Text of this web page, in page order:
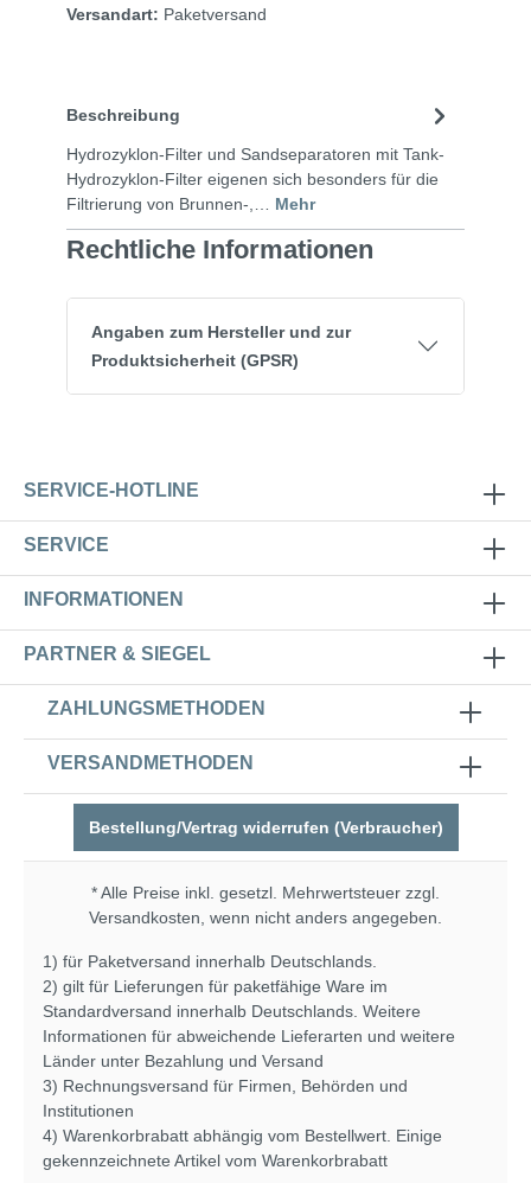
Versandart: Paketversand
Beschreibung
Hydrozyklon-Filter und Sandseparatoren mit Tank-
Hydrozyklon-Filter eigenen sich besonders für die
Filtrierung von Brunnen-,… Mehr
Rechtliche Informationen
Angaben zum Hersteller und zur
Produktsicherheit (GPSR)
SERVICE-HOTLINE
SERVICE
INFORMATIONEN
PARTNER & SIEGEL
ZAHLUNGSMETHODEN
VERSANDMETHODEN
Bestellung/Vertrag widerrufen (Verbraucher)
* Alle Preise inkl. gesetzl. Mehrwertsteuer zzgl.
Versandkosten , wenn nicht anders angegeben.
1) für Paketversand innerhalb Deutschlands.
2) gilt für Lieferungen für paketfähige Ware im
Standardversand innerhalb Deutschlands. Weitere
Informationen für abweichende Lieferarten und weitere
Länder unter Bezahlung und Versand
3) Rechnungsversand für Firmen, Behörden und
Institutionen
4) Warenkorbrabatt abhängig vom Bestellwert. Einige
gekennzeichnete Artikel vom Warenkorbrabatt